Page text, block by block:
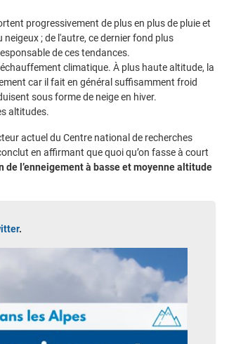
progressivement de plus en plus de pluie et
; de l'autre, ce dernier fond plus
de ces tendances.
climatique. À plus haute altitude, la
car il fait en général suffisamment froid
sous forme de neige en hiver.
altitudes.
actuel du Centre national de recherches
en affirmant que quoi qu’on fasse à court
de l’enneigement à basse et moyenne altitude
.